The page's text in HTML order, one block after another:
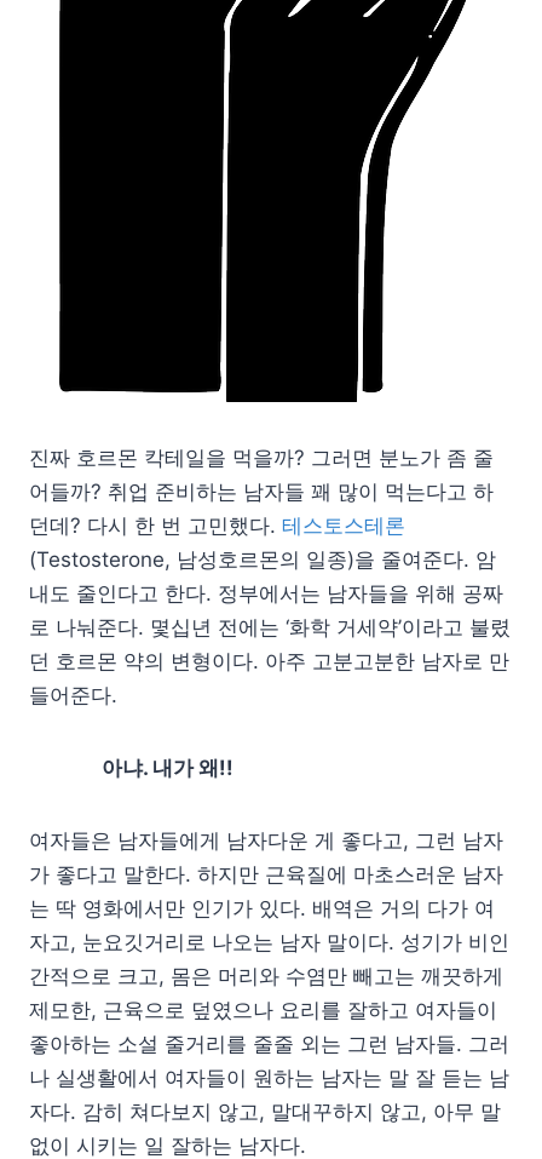
진짜 호르몬 칵테일을 먹을까? 그러면 분노가 좀 줄
어들까? 취업 준비하는 남자들 꽤 많이 먹는다고 하
던데? 다시 한 번 고민했다. 테스토스테론
(Testosterone, 남성호르몬의 일종)을 줄여준다. 암
내도 줄인다고 한다. 정부에서는 남자들을 위해 공짜
로 나눠준다. 몇십년 전에는 ‘화학 거세약’이라고 불렸
던 호르몬 약의 변형이다. 아주 고분고분한 남자로 만
들어준다.
아냐. 내가 왜!!
여자들은 남자들에게 남자다운 게 좋다고, 그런 남자
가 좋다고 말한다. 하지만 근육질에 마초스러운 남자
는 딱 영화에서만 인기가 있다. 배역은 거의 다가 여
자고, 눈요깃거리로 나오는 남자 말이다. 성기가 비인
간적으로 크고, 몸은 머리와 수염만 빼고는 깨끗하게
제모한, 근육으로 덮였으나 요리를 잘하고 여자들이
좋아하는 소설 줄거리를 줄줄 외는 그런 남자들. 그러
나 실생활에서 여자들이 원하는 남자는 말 잘 듣는 남
자다. 감히 쳐다보지 않고, 말대꾸하지 않고, 아무 말
없이 시키는 일 잘하는 남자다.